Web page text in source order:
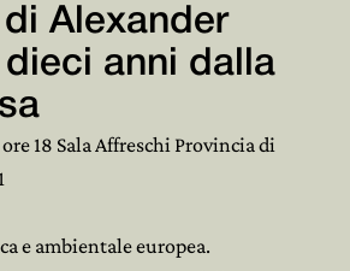
di Alexander
dieci anni dalla
18 Sala Affreschi Provincia di
e ambientale europea.